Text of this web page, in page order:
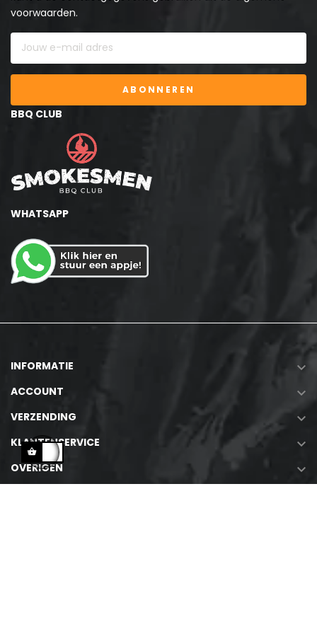
voorwaarden.
ABONNEREN
BBQ CLUB
WHATSAPP
INFORMATIE 
ACCOUNT 
VERZENDING 
KLANTENSERVICE 
OVERIGEN 